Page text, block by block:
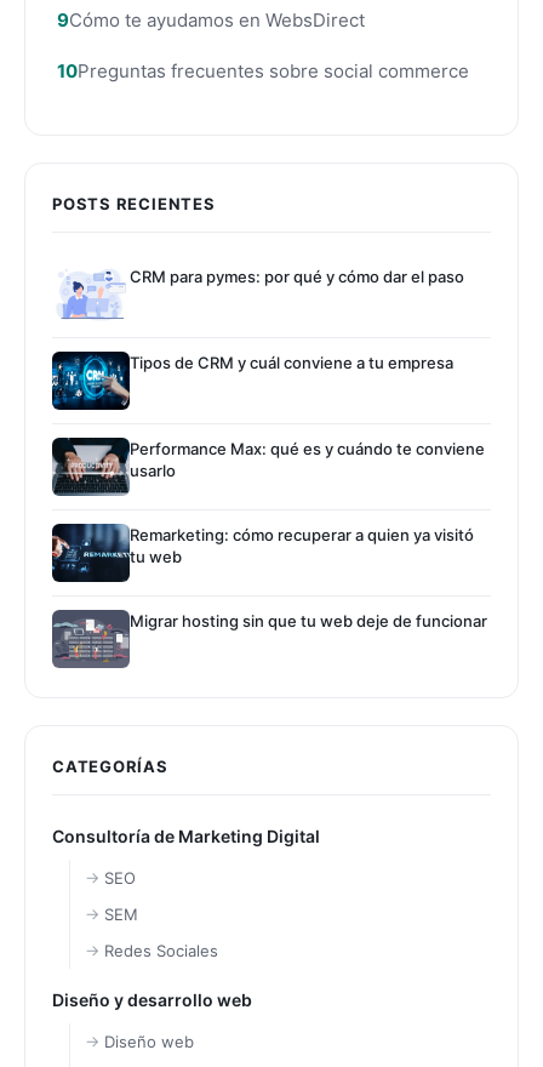
Cómo te ayudamos en WebsDirect
Preguntas frecuentes sobre social commerce
POSTS RECIENTES
CRM para pymes: por qué y cómo dar el paso
Tipos de CRM y cuál conviene a tu empresa
Performance Max: qué es y cuándo te conviene
usarlo
Remarketing: cómo recuperar a quien ya visitó
tu web
Migrar hosting sin que tu web deje de funcionar
CATEGORÍAS
Consultoría de Marketing Digital
SEO
SEM
Redes Sociales
Diseño y desarrollo web
Diseño web